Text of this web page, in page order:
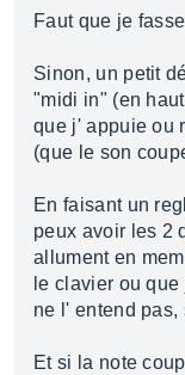
Faut que je
Sinon, un petit
"midi in" (en
que j' appuie ou
(que le son
En faisant un
peux avoir les 2
allument en
le clavier ou
ne l' entend
Et si la note